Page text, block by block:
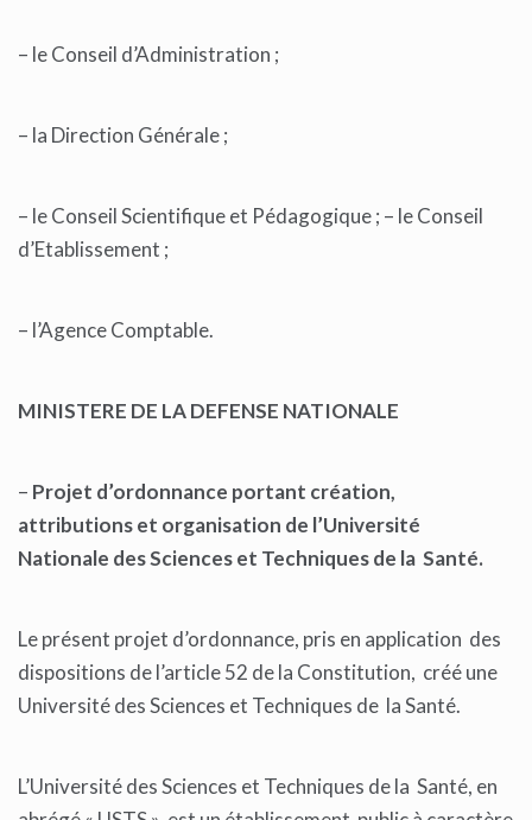
– le Conseil d’Administration ;
– la Direction Générale ;
– le Conseil Scientifique et Pédagogique ; – le Conseil
d’Etablissement ;
– l’Agence Comptable.
MINISTERE DE LA DEFENSE NATIONALE
– Projet d’ordonnance portant création,
attributions et organisation de l’Université
Nationale des Sciences et Techniques de la Santé.
Le présent projet d’ordonnance, pris en application des
dispositions de l’article 52 de la Constitution, créé une
Université des Sciences et Techniques de la Santé.
L’Université des Sciences et Techniques de la Santé, en